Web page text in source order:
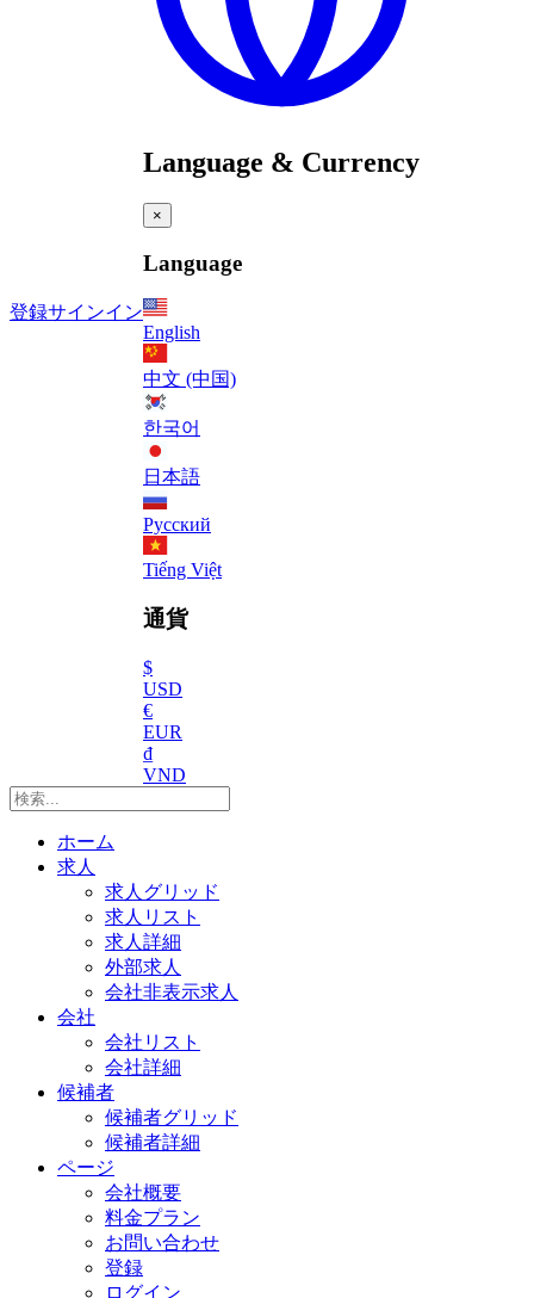
登録サインイン
Language & Currency
×
Language
English
中文 (中国)
한국어
日本語
Русский
Tiếng Việt
通貨
$
USD
€
EUR
₫
VND
ホーム
求人
求人グリッド
求人リスト
求人詳細
外部求人
会社非表示求人
会社
会社リスト
会社詳細
候補者
候補者グリッド
候補者詳細
ページ
会社概要
料金プラン
お問い合わせ
登録
ログイン